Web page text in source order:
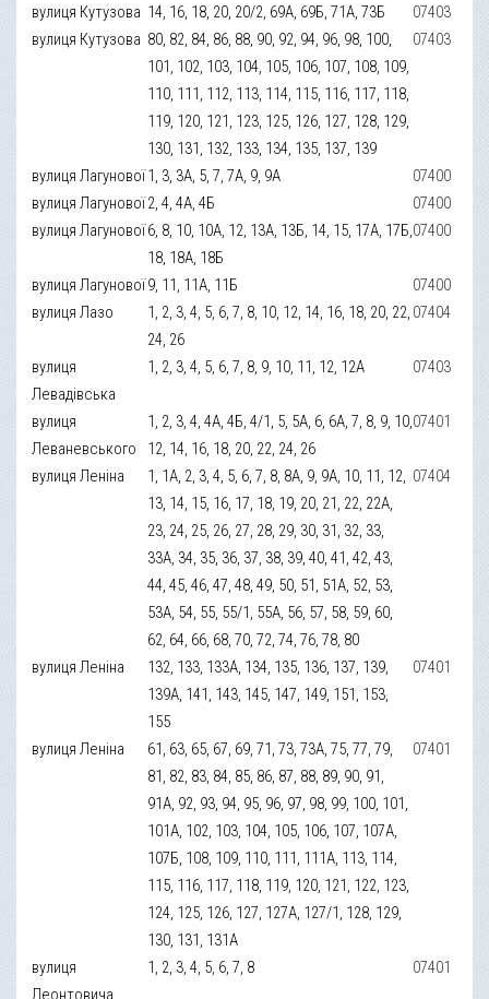
вулиця Кутузова 14, 16, 18, 20, 20/2, 69А, 69Б, 71А, 73Б
07403
вулиця Кутузова 80, 82, 84, 86, 88, 90, 92, 94, 96, 98, 100,
101, 102, 103, 104, 105, 106, 107, 108, 109,
110, 111, 112, 113, 114, 115, 116, 117, 118,
119, 120, 121, 123, 125, 126, 127, 128, 129,
130, 131, 132, 133, 134, 135, 137, 139
07403
вулиця Лагунової1, 3, 3А, 5, 7, 7А, 9, 9А
07400
вулиця Лагунової2, 4, 4А, 4Б
07400
вулиця Лагунової6, 8, 10, 10А, 12, 13А, 13Б, 14, 15, 17А, 17Б,
18, 18А, 18Б
07400
вулиця Лагунової9, 11, 11А, 11Б
07400
вулиця Лазо
1, 2, 3, 4, 5, 6, 7, 8, 10, 12, 14, 16, 18, 20, 22,
24, 26
07404
вулиця
Левадівська
1, 2, 3, 4, 5, 6, 7, 8, 9, 10, 11, 12, 12А 07403
вулиця
Леваневського
1, 2, 3, 4, 4А, 4Б, 4/1, 5, 5А, 6, 6А, 7, 8, 9, 10,
12, 14, 16, 18, 20, 22, 24, 26
07401
вулиця Леніна
1, 1А, 2, 3, 4, 5, 6, 7, 8, 8А, 9, 9А, 10, 11, 12,
13, 14, 15, 16, 17, 18, 19, 20, 21, 22, 22А,
23, 24, 25, 26, 27, 28, 29, 30, 31, 32, 33,
33А, 34, 35, 36, 37, 38, 39, 40, 41, 42, 43,
44, 45, 46, 47, 48, 49, 50, 51, 51А, 52, 53,
53А, 54, 55, 55/1, 55А, 56, 57, 58, 59, 60,
62, 64, 66, 68, 70, 72, 74, 76, 78, 80
07404
вулиця Леніна
132, 133, 133А, 134, 135, 136, 137, 139,
139А, 141, 143, 145, 147, 149, 151, 153,
155
07401
вулиця Леніна
61, 63, 65, 67, 69, 71, 73, 73А, 75, 77, 79,
81, 82, 83, 84, 85, 86, 87, 88, 89, 90, 91,
91А, 92, 93, 94, 95, 96, 97, 98, 99, 100, 101,
101А, 102, 103, 104, 105, 106, 107, 107А,
107Б, 108, 109, 110, 111, 111А, 113, 114,
115, 116, 117, 118, 119, 120, 121, 122, 123,
124, 125, 126, 127, 127А, 127/1, 128, 129,
130, 131, 131А
07401
вулиця
Леонтовича
1, 2, 3, 4, 5, 6, 7, 8 07401